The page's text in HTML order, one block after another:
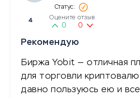
4 Оцените отзыв
0 0
Рекомендую
Биржа Yobit — отличная
для торговли
давно пользуюсь ею и